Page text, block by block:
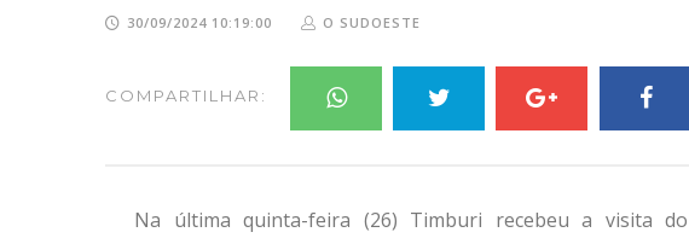
30/09/2024 10:19:00 O SUDOESTE
COMPARTILHAR:
Na última quinta-feira (26) Timburi recebeu a visita